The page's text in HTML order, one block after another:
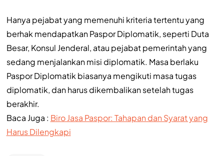
Hanya pejabat yang memenuhi kriteria tertentu yang
berhak mendapatkan Paspor Diplomatik, seperti Duta
Besar, Konsul Jenderal, atau pejabat pemerintah yang
sedang menjalankan misi diplomatik. Masa berlaku
Paspor Diplomatik biasanya mengikuti masa tugas
diplomatik, dan harus dikembalikan setelah tugas
berakhir.
Baca Juga : Biro Jasa Paspor: Tahapan dan Syarat yang
Harus Dilengkapi